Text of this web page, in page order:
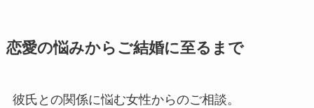
恋愛の悩みからご結婚に至るまで
彼氏との関係に悩む女性からのご相談。